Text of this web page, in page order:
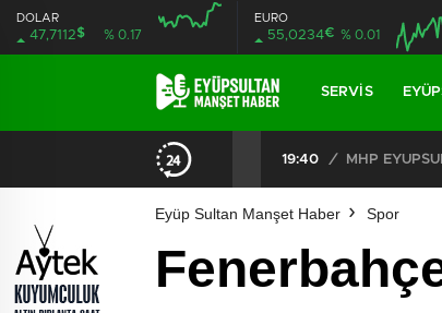
DOLAR
47,7112$ % 0.17
EURO
55,0234€ % 0.01
SERVIS
19:40 / MHP
Eyüp Sultan Manşet Haber Spor